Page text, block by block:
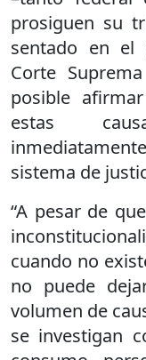
prosiguen su
sentado en el
Corte
posible
estas
sistema de
“A pesar de
cuando no
no puede
volumen de
se investigan